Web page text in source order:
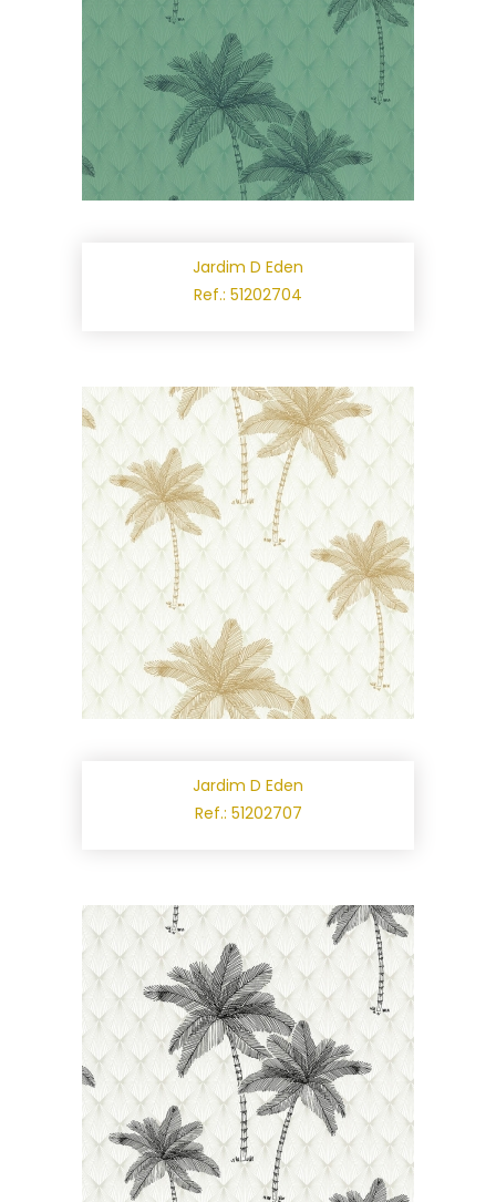
Jardim D Eden
Ref.: 51202704
Jardim D Eden
Ref.: 51202707